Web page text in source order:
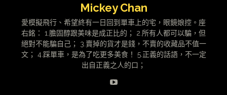
Mickey Chan
愛模擬飛行、希望終有一日回到單車上的宅，眼鏡娘控。座
右銘： 1.膽固醇跟美味是成正比的； 2.所有人都可以騙，但
絕對不能騙自己； 3.賣掉的貨才是錢，不賣的收藏品不值一
文； 4.踩單車，是為了吃更多美食！ 5.正義的話語，不一定
出自正義之人的口；